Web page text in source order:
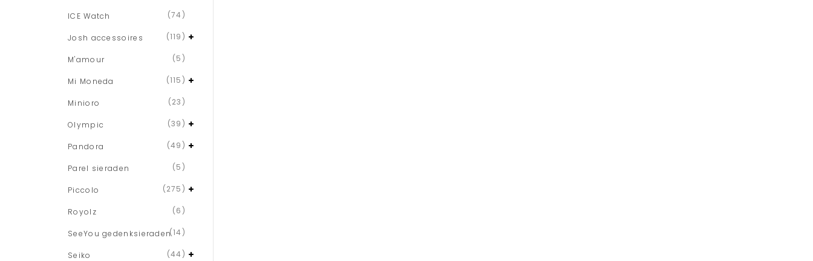
ICE Watch (74)
Josh accessoires (119)
M'amour (5)
Mi Moneda (115)
Minioro (23)
Olympic (39)
Pandora (49)
Parel sieraden (5)
Piccolo (275)
Royolz (6)
SeeYou gedenksieraden(14)
Seiko (44)